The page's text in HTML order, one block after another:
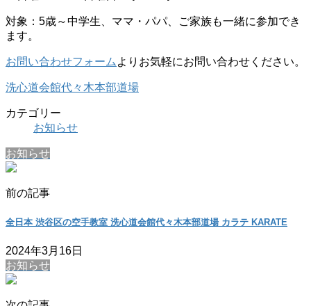
対象：5歳～中学生、ママ・パパ、ご家族も一緒に参加でき
ます。
お問い合わせフォーム よりお気軽にお問い合わせください。
洗心道会館代々木本部道場
カテゴリー
お知らせ
お知らせ
前の記事
全日本 渋谷区の空手教室 洗心道会館代々木本部道場 カラテ KARATE
2024年3月16日
お知らせ